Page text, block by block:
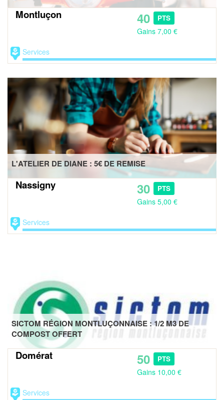
Montluçon 40 PTS
Gains 7,00 €
Services
L'ATELIER DE DIANE : 5€ DE REMISE
Nassigny 30 PTS
Gains 5,00 €
Services
SICTOM RÉGION MONTLUÇONNAISE : 1/2 M3 DE
COMPOST OFFERT
Domérat 50 PTS
Gains 10,00 €
Services